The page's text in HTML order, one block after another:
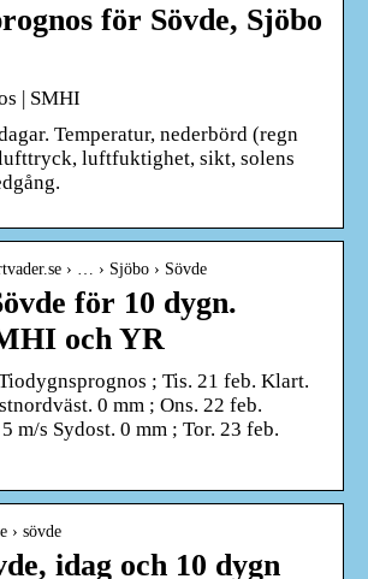
för Sövde, Sjöbo
| SMHI
Temperatur, nederbörd (regn
luftfuktighet, sikt, solens
› … › Sjöbo › Sövde
för 10 dygn.
och YR
; Tis. 21 feb. Klart.
0 mm ; Ons. 22 feb.
m/s Sydost. 0 mm ; Tor. 23 feb.
› sövde
idag och 10 dygn